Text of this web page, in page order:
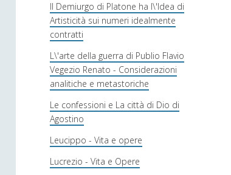
Il Demiurgo di Platone ha l\'Idea di
Artisticità sui numeri idealmente
contratti
L\'arte della guerra di Publio Flavio
Vegezio Renato - Considerazioni
analitiche e metastoriche
Le confessioni e La città di Dio di
Agostino
Leucippo - Vita e opere
Lucrezio - Vita e Opere